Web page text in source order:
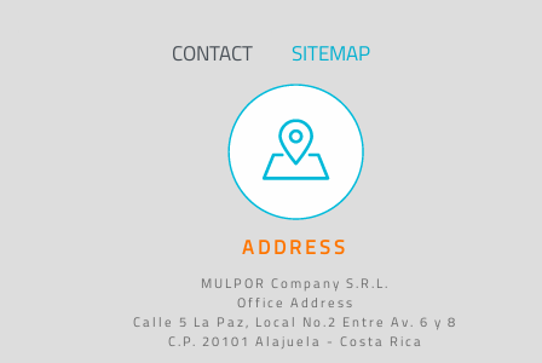
CONTACT SITEMAP
ADDRESS
MULPOR Company S.R.L.
Office Address
Calle 5 La Paz, Local No.2 Entre Av. 6 y 8
C.P. 20101 Alajuela - Costa Rica